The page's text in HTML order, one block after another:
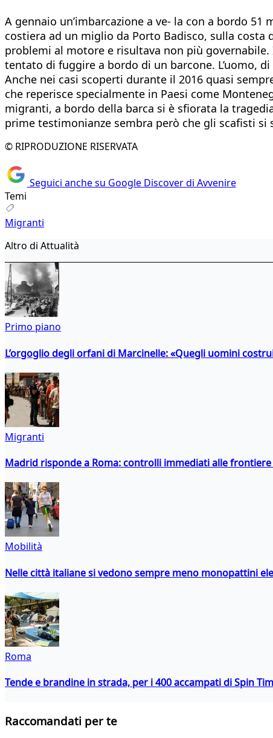
A gennaio un’imbarcazione a ve- la con a bordo
costiera ad un miglio da Porto Badisco, sulla costa
problemi al motore e risultava non più
tentato di fuggire a bordo di un barcone. L’uomo,
Anche nei casi scoperti durante il 2016 quasi
che reperisce specialmente in Paesi come
migranti, a bordo della barca si è sfiorata la
prime testimonianze sembra però che gli scafisti
© RIPRODUZIONE RISERVATA
Seguici anche su Google Discover di Avvenire
Temi
Migranti
Altro di Attualità
Primo piano
L’orgoglio degli orfani di Marcinelle: «Quegli uomini
Migranti
Madrid risponde a Roma: controlli immediati alle
Mobilità
Nelle città italiane si vedono sempre meno monopattini
Roma
Tende e brandine in strada, per i 400 accampati di Spin
Raccomandati per te